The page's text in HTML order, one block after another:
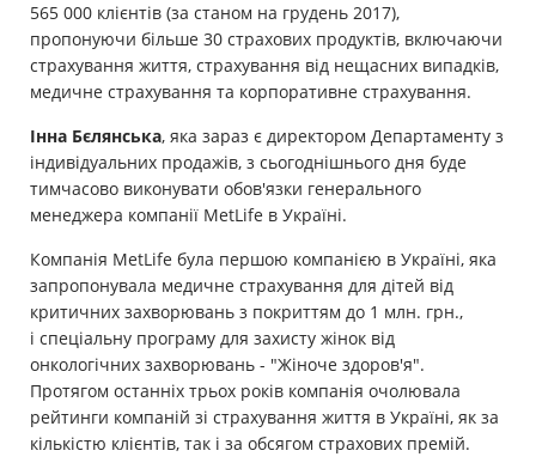
565 000 клієнтів (за станом на грудень 2017),
пропонуючи більше 30 страхових продуктів, включаючи
страхування життя, страхування від нещасних випадків,
медичне страхування та корпоративне страхування.
Інна Бєлянська, яка зараз є директором Департаменту з
індивідуальних продажів, з сьогоднішнього дня буде
тимчасово виконувати обов'язки генерального
менеджера компанії MetLife в Україні.
Компанія MetLife була першою компанією в Україні, яка
запропонувала медичне страхування для дітей від
критичних захворювань з покриттям до 1 млн. грн.,
і спеціальну програму для захисту жінок від
онкологічних захворювань - "Жіноче здоров'я".
Протягом останніх трьох років компанія очолювала
рейтинги компаній зі страхування життя в Україні, як за
кількістю клієнтів, так і за обсягом страхових премій.